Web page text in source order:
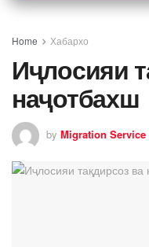
Home Хабархо
Иҷлосияи
наҷотбахш
by Migration Service